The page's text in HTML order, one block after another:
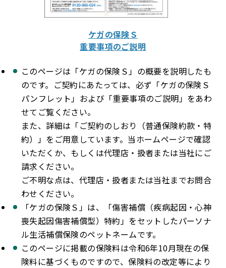
ケガの保険Ｓ
重要事項のご説明
このページは「ケガの保険Ｓ」の概要を説明したも
のです。ご契約にあたっては、必ず「ケガの保険Ｓ
パンフレット」および「重要事項のご説明」をあわ
せてご覧ください。
また、詳細は「ご契約のしおり（普通保険約款・特
約）」をご用意しています。当ホームページで確認
いただくか、もしくは代理店・扱者または当社にご
請求ください。
ご不明な点は、代理店・扱者または当社までお問合
わせください。
「ケガの保険Ｓ」は、「傷害補償（疾病起因・心神
喪失起因傷害補償型）特約」をセットしたパーソナ
ル生活補償保険のペットネームです。
このページに掲載の保険料は令和6年10月現在の保
険料に基づくものですので、保険料の改定等により